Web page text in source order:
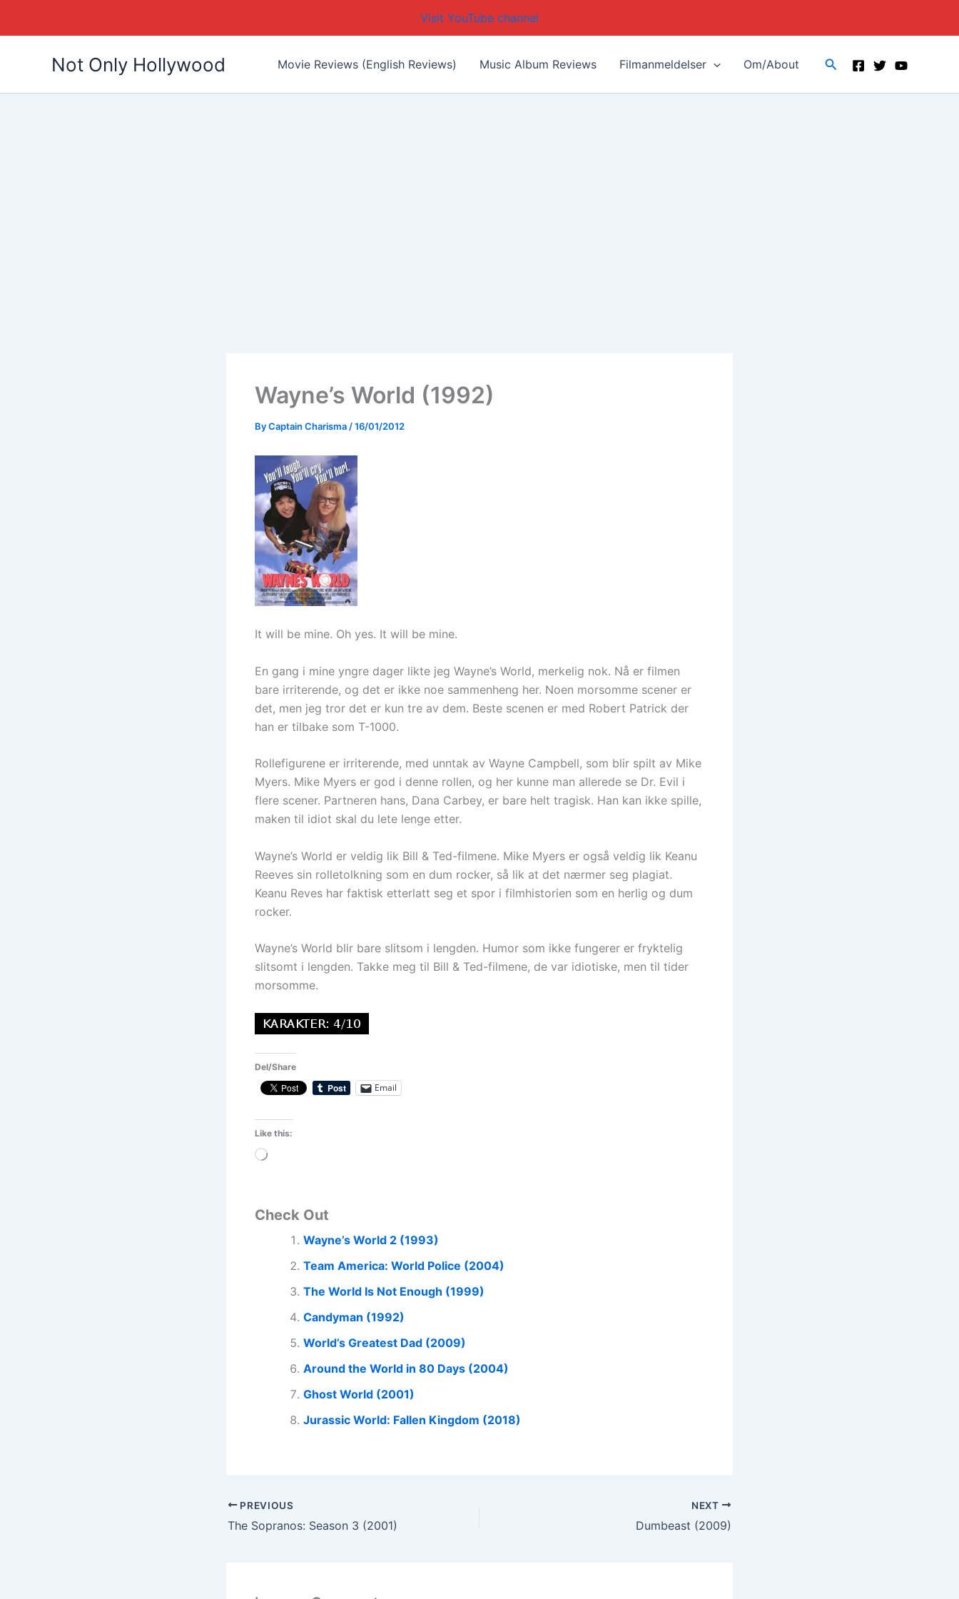
Visit YouTube channel
Not Only Hollywood Movie Reviews (English Reviews) Music Album Reviews Filmanmeldelser Om/About Search
Wayne’s World (1992)
ByCaptain Charisma/16/01/2012
It will be mine. Oh yes. It will be mine.
En gang i mine yngre dager likte jeg Wayne’s World, merkelig nok. Nå er filmen
bare irriterende, og det er ikke noe sammenheng her. Noen morsomme scener er
det, men jeg tror det er kun tre av dem. Beste scenen er med Robert Patrick der
han er tilbake som T-1000.
Rollefigurene er irriterende, med unntak av Wayne Campbell, som blir spilt av Mike
Myers. Mike Myers er god i denne rollen, og her kunne man allerede se Dr. Evil i
flere scener. Partneren hans, Dana Carbey, er bare helt tragisk. Han kan ikke spille,
maken til idiot skal du lete lenge etter.
Wayne’s World er veldig lik Bill & Ted-filmene. Mike Myers er også veldig lik Keanu
Reeves sin rolletolkning som en dum rocker, så lik at det nærmer seg plagiat.
Keanu Reves har faktisk etterlatt seg et spor i filmhistorien som en herlig og dum
rocker.
Wayne’s World blir bare slitsom i lengden. Humor som ikke fungerer er fryktelig
slitsomt i lengden. Takke meg til Bill & Ted-filmene, de var idiotiske, men til tider
morsomme.
Del/Share
Email
Like this:
Loading…
Check Out
Wayne’s World 2 (1993)
Team America: World Police (2004)
The World Is Not Enough (1999)
Candyman (1992)
World’s Greatest Dad (2009)
Around the World in 80 Days (2004)
Ghost World (2001)
Jurassic World: Fallen Kingdom (2018)
PREVIOUS
The Sopranos: Season 3 (2001)
NEXT
Dumbeast (2009)